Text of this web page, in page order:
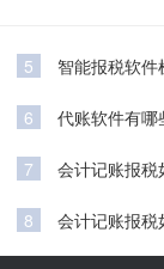
5 智能报税软
6 代账软件有哪
7 会计记账报
8 会计记账报